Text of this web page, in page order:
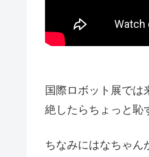
国際ロボット展で
絶したらちょっと恥
ちなみにはなちゃん